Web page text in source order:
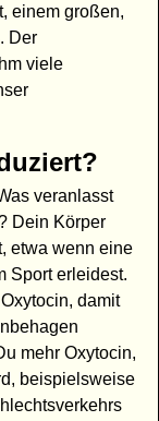
einem großen,
Der
viele
veranlasst
Dein Körper
etwa wenn eine
Sport erleidest.
damit
mehr Oxytocin,
beispielsweise